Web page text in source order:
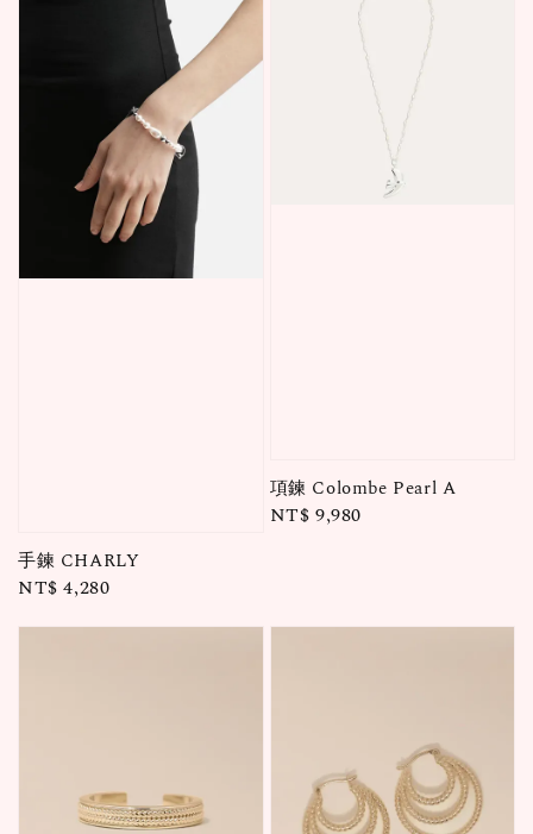
手鍊 CHARLY
Regular
NT$ 4,280
項鍊 Colombe Pearl A
Regular
NT$ 9,980